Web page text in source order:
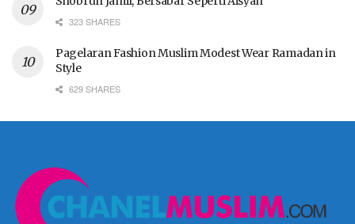
323 SHARES
Pagelaran Fashion Muslim Modest Wear Ramadan in
Style
629 SHARES